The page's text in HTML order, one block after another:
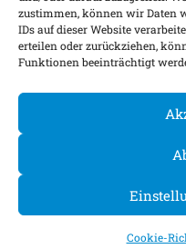
zustimmen, können wir Daten
IDs auf dieser Website
erteilen oder zurückziehen,
Funktionen beeinträchtigt
Cookie-
Impressum
Datenschutz
Cookie-
©